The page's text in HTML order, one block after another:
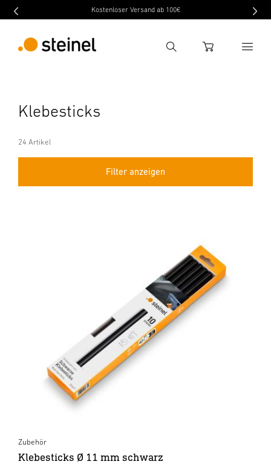
Kostenloser Versand ab 100€
Suche
Suche
WARENKORB
Klebesticks
24 Artikel
Filter anzeigen
Zubehör
Klebesticks Ø 11 mm schwarz